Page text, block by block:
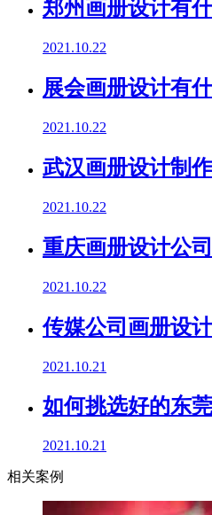
郑州画册设计有
2021.10.22
展会画册设计有
2021.10.22
武汉画册设计制
2021.10.22
重庆画册设计公
2021.10.22
传媒公司画册设
2021.10.21
如何挑选好的东
2021.10.21
相关案例